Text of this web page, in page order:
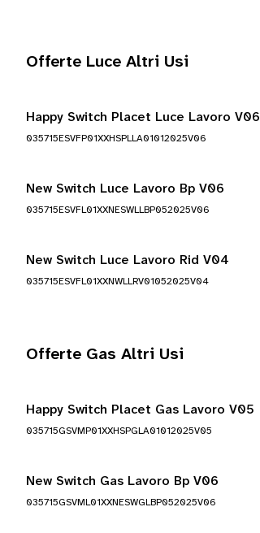
Offerte Luce Altri Usi
Happy Switch Placet Luce Lavoro V06
035715ESVFP01XXHSPLLA01012025V06
New Switch Luce Lavoro Bp V06
035715ESVFL01XXNESWLLBP052025V06
New Switch Luce Lavoro Rid V04
035715ESVFL01XXNWLLRV01052025V04
Offerte Gas Altri Usi
Happy Switch Placet Gas Lavoro V05
035715GSVMP01XXHSPGLA01012025V05
New Switch Gas Lavoro Bp V06
035715GSVML01XXNESWGLBP052025V06